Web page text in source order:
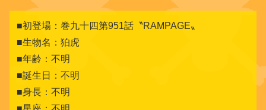
■初登場：巻九十四第951話〝RAMPAGE〟
■生物名：狛虎
■年齢：不明
■誕生日：不明
■身長：不明